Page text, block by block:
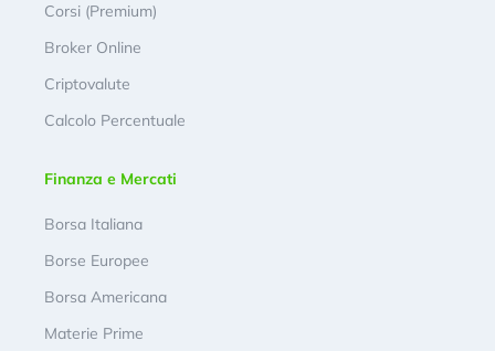
Corsi (Premium)
Broker Online
Criptovalute
Calcolo Percentuale
Finanza e Mercati
Borsa Italiana
Borse Europee
Borsa Americana
Materie Prime